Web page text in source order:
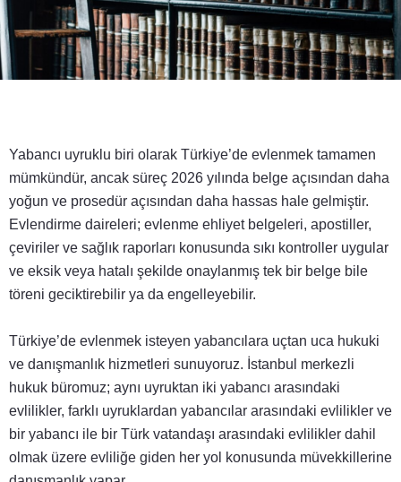
Yabancı uyruklu biri olarak Türkiye’de evlenmek tamamen
mümkündür, ancak süreç 2026 yılında belge açısından daha
yoğun ve prosedür açısından daha hassas hale gelmiştir.
Evlendirme daireleri; evlenme ehliyet belgeleri, apostiller,
çeviriler ve sağlık raporları konusunda sıkı kontroller uygular
ve eksik veya hatalı şekilde onaylanmış tek bir belge bile
töreni geciktirebilir ya da engelleyebilir.
Türkiye’de evlenmek isteyen yabancılara uçtan uca hukuki
ve danışmanlık hizmetleri sunuyoruz. İstanbul merkezli
hukuk büromuz; aynı uyruktan iki yabancı arasındaki
evlilikler, farklı uyruklardan yabancılar arasındaki evlilikler ve
bir yabancı ile bir Türk vatandaşı arasındaki evlilikler dahil
olmak üzere evliliğe giden her yol konusunda müvekkillerine